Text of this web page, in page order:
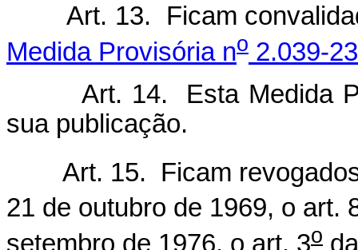
Art. 13. Ficam
Medida Provisória no 2.039-
Art. 14. Esta Medida
sua publicação.
Art. 15. Ficam revogados
21 de outubro de 1969, o art.
setembro de 1976, o art. 3o